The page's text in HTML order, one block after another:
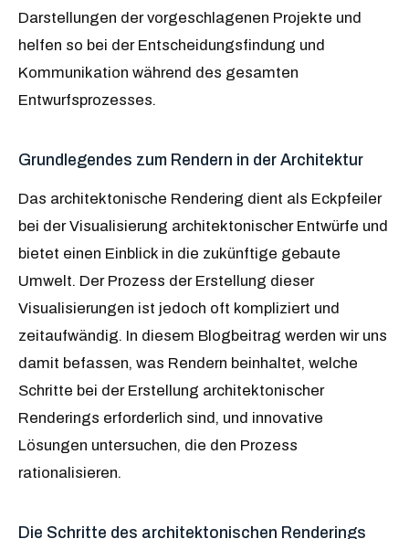
Darstellungen der vorgeschlagenen Projekte und
helfen so bei der Entscheidungsfindung und
Kommunikation während des gesamten
Entwurfsprozesses.
Grundlegendes zum Rendern in der Architektur
Das architektonische Rendering dient als Eckpfeiler
bei der Visualisierung architektonischer Entwürfe und
bietet einen Einblick in die zukünftige gebaute
Umwelt. Der Prozess der Erstellung dieser
Visualisierungen ist jedoch oft kompliziert und
zeitaufwändig. In diesem Blogbeitrag werden wir uns
damit befassen, was Rendern beinhaltet, welche
Schritte bei der Erstellung architektonischer
Renderings erforderlich sind, und innovative
Lösungen untersuchen, die den Prozess
rationalisieren.
Die Schritte des architektonischen Renderings